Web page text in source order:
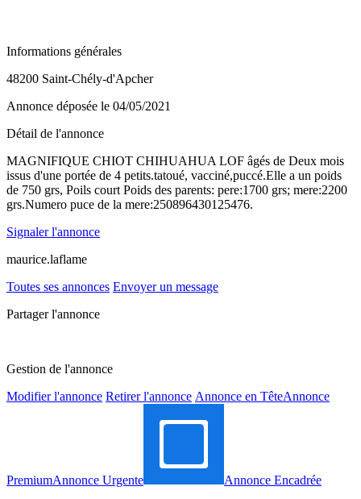
Informations générales
48200 Saint-Chély-d'Apcher
Annonce déposée le 04/05/2021
Détail de l'annonce
MAGNIFIQUE CHIOT CHIHUAHUA LOF âgés de Deux mois
issus d'une portée de 4 petits.tatoué, vacciné,puccé.Elle a un poids
de 750 grs, Poils court Poids des parents: pere:1700 grs; mere:2200
grs.Numero puce de la mere:250896430125476.
Signaler l'annonce
maurice.laflame
Toutes ses annonces Envoyer un message
Partager l'annonce
Gestion de l'annonce
Modifier l'annonce Retirer l'annonce Annonce en TêteAnnonce
PremiumAnnonce Urgente
Annonce Encadrée